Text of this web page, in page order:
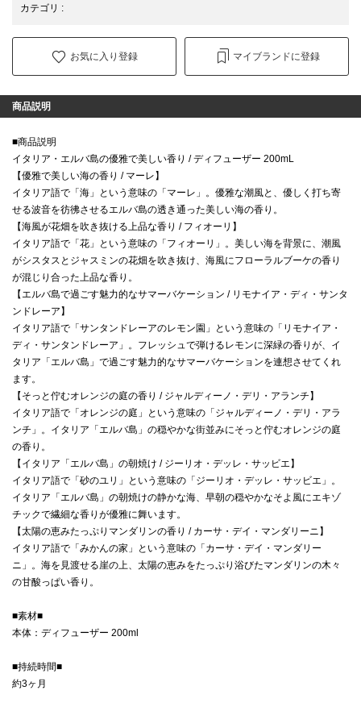
カテゴリ :
お気に入り登録 マイブランドに登録
商品説明
■商品説明
イタリア・エルバ島の優雅で美しい香り / ディフューザー 200mL
【優雅で美しい海の香り / マーレ】
イタリア語で「海」という意味の「マーレ」。優雅な潮風と、優しく打ち寄
せる波音を彷彿させるエルバ島の透き通った美しい海の香り。
【海風が花畑を吹き抜ける上品な香り / フィオーリ】
イタリア語で「花」という意味の「フィオーリ」。美しい海を背景に、潮風
がシスタスとジャスミンの花畑を吹き抜け、海風にフローラルブーケの香り
が混じり合った上品な香り。
【エルバ島で過ごす魅力的なサマーバケーション / リモナイア・ディ・サンタ
ンドレーア】
イタリア語で「サンタンドレーアのレモン園」という意味の「リモナイア・
ディ・サンタンドレーア」。フレッシュで弾けるレモンに深緑の香りが、イ
タリア「エルバ島」で過ごす魅力的なサマーバケーションを連想させてくれ
ます。
【そっと佇むオレンジの庭の香り / ジャルディーノ・デリ・アランチ】
イタリア語で「オレンジの庭」という意味の「ジャルディーノ・デリ・アラ
ンチ」。イタリア「エルバ島」の穏やかな街並みにそっと佇むオレンジの庭
の香り。
【イタリア「エルバ島」の朝焼け / ジーリオ・デッレ・サッビエ】
イタリア語で「砂のユリ」という意味の「ジーリオ・デッレ・サッビエ」。
イタリア「エルバ島」の朝焼けの静かな海、早朝の穏やかなそよ風にエキゾ
チックで繊細な香りが優雅に舞います。
【太陽の恵みたっぷりマンダリンの香り / カーサ・デイ・マンダリーニ】
イタリア語で「みかんの家」という意味の「カーサ・デイ・マンダリー
ニ」。海を見渡せる崖の上、太陽の恵みをたっぷり浴びたマンダリンの木々
の甘酸っぱい香り。
■素材■
本体：ディフューザー 200ml
■持続時間■
約3ヶ月